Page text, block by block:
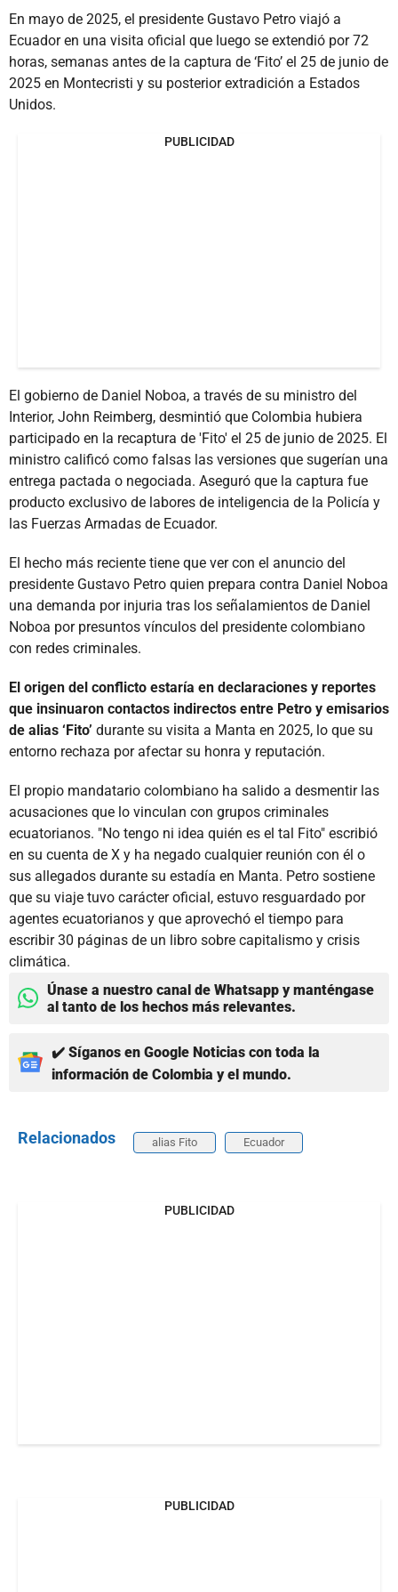
En mayo de 2025, el presidente Gustavo Petro viajó a
Ecuador en una visita oficial que luego se extendió por 72
horas, semanas antes de la captura de ‘Fito’ el 25 de junio de
2025 en Montecristi y su posterior extradición a Estados
Unidos.
PUBLICIDAD
El gobierno de Daniel Noboa, a través de su ministro del
Interior, John Reimberg, desmintió que Colombia hubiera
participado en la recaptura de 'Fito' el 25 de junio de 2025. El
ministro calificó como falsas las versiones que sugerían una
entrega pactada o negociada. Aseguró que la captura fue
producto exclusivo de labores de inteligencia de la Policía y
las Fuerzas Armadas de Ecuador.
El hecho más reciente tiene que ver con el anuncio del
presidente Gustavo Petro quien prepara contra Daniel Noboa
una demanda por injuria tras los señalamientos de Daniel
Noboa por presuntos vínculos del presidente colombiano
con redes criminales.
El origen del conflicto estaría en declaraciones y reportes
que insinuaron contactos indirectos entre Petro y emisarios
de alias ‘Fito’ durante su visita a Manta en 2025, lo que su
entorno rechaza por afectar su honra y reputación.
El propio mandatario colombiano ha salido a desmentir las
acusaciones que lo vinculan con grupos criminales
ecuatorianos. "No tengo ni idea quién es el tal Fito" escribió
en su cuenta de X y ha negado cualquier reunión con él o
sus allegados durante su estadía en Manta. Petro sostiene
que su viaje tuvo carácter oficial, estuvo resguardado por
agentes ecuatorianos y que aprovechó el tiempo para
escribir 30 páginas de un libro sobre capitalismo y crisis
climática.
Únase a nuestro canal de Whatsapp y manténgase
al tanto de los hechos más relevantes.
✔️ Síganos en Google Noticias con toda la
información de Colombia y el mundo.
Relacionados alias Fito Ecuador
PUBLICIDAD
PUBLICIDAD